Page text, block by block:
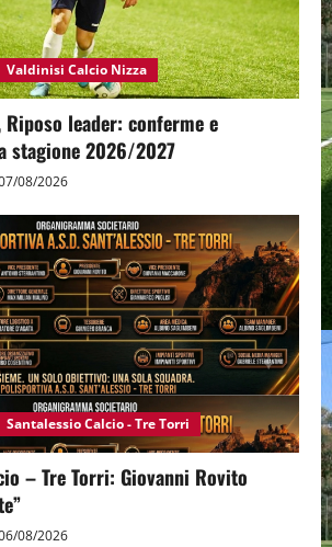
Valdinisi Calcio Nizza
leader: conferme e
stagione 2026/2027
08/2026
Santalessio Calcio - Tre Torri
– Tre Torri: Giovanni Rovito
08/2026